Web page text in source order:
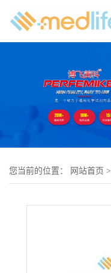
您当前的位置： 网站首页 >